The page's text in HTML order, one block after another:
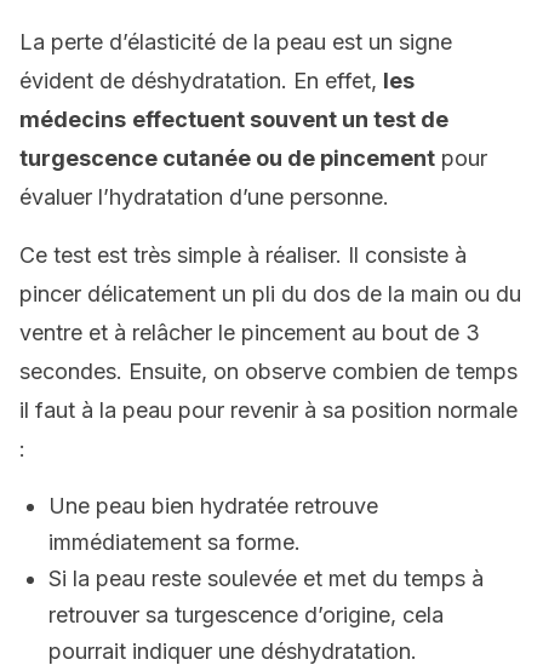
La perte d’élasticité de la peau est un signe
évident de déshydratation. En effet, les
médecins effectuent souvent un test de
turgescence cutanée ou de pincement pour
évaluer l’hydratation d’une personne.
Ce test est très simple à réaliser. Il consiste à
pincer délicatement un pli du dos de la main ou du
ventre et à relâcher le pincement au bout de 3
secondes. Ensuite, on observe combien de temps
il faut à la peau pour revenir à sa position normale
:
Une peau bien hydratée retrouve
immédiatement sa forme.
Si la peau reste soulevée et met du temps à
retrouver sa turgescence d’origine, cela
pourrait indiquer une déshydratation.